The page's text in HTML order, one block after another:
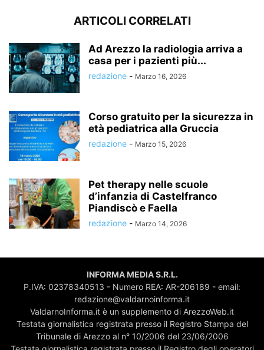
ARTICOLI CORRELATI
Ad Arezzo la radiologia arriva a
casa per i pazienti più...
redazione - Marzo 16, 2026
Corso gratuito per la sicurezza in
età pediatrica alla Gruccia
redazione - Marzo 15, 2026
Pet therapy nelle scuole
d’infanzia di Castelfranco
Piandiscò e Faella
redazione - Marzo 14, 2026
INFORMA MEDIA S.R.L.
P.IVA: 02378340513 - Numero REA: AR-206189 - email:
redazione@valdarnoinforma.it
ValdarnoInforma.it è un supplemento di ArezzoWeb.it
Testata giornalistica registrata presso il Registro Stampa del
Tribunale di Arezzo al n° 10/2006 del 23/06/2006